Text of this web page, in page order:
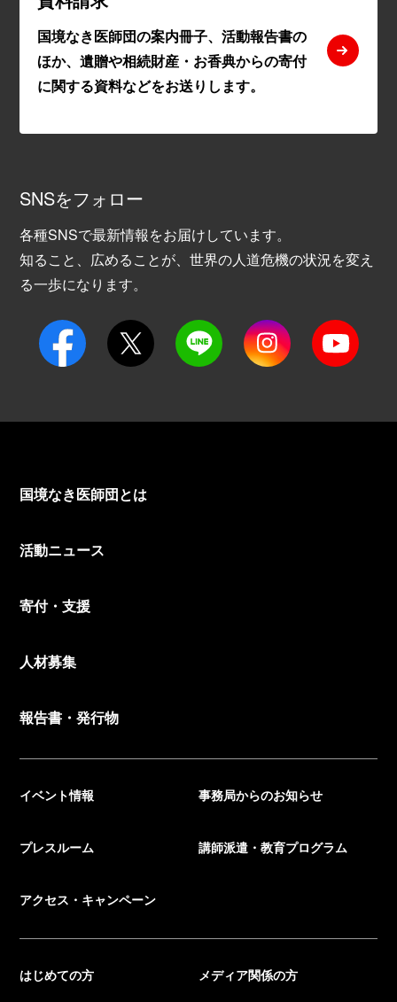
国境なき医師団の案内冊子、活動報告書の
ほか、遺贈や相続財産・お香典からの寄付
に関する資料などをお送りします。
SNSをフォロー
各種SNSで最新情報をお届けしています。
知ること、広めることが、世界の人道危機の状況を変え
る一歩になります。
国境なき医師団とは
活動ニュース
寄付・支援
人材募集
報告書・発行物
イベント情報 事務局からのお知らせ
プレスルーム 講師派遣・教育プログラム
アクセス・キャンペーン
はじめての方 メディア関係の方